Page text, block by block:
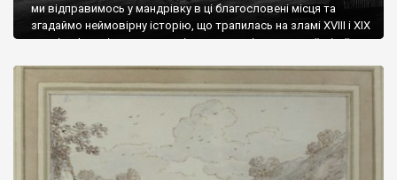
ми відправимось у мандрівку в ці благословені місця та
згадаймо неймовірну історію, що трапилась на зламі XVIII і XIX
століть. Історія, яка розповідає про дух і волю українців, їх
імперіям та їх хижим планам. Поселення, де відбулись ці події,